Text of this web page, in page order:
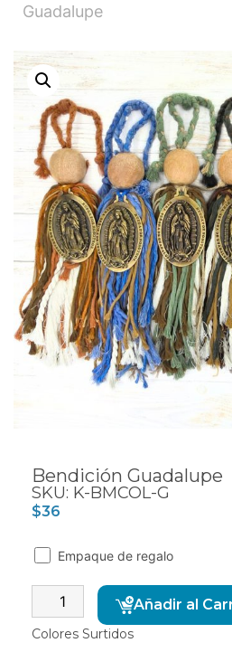
Guadalupe
Bendición Guadalupe
SKU: K-BMCOL-G
$36
Empaque de regalo
Añadir al
Colores Surtidos